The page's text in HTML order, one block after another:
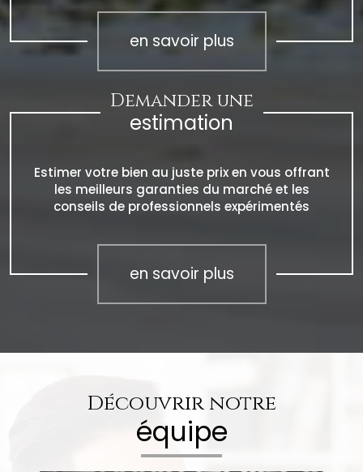
en savoir plus
Demander une
estimation
Estimer votre bien au juste prix en vous offrant
les meilleurs garanties du marché et les
conseils de professionnels expérimentés
en savoir plus
Découvrir notre
équipe